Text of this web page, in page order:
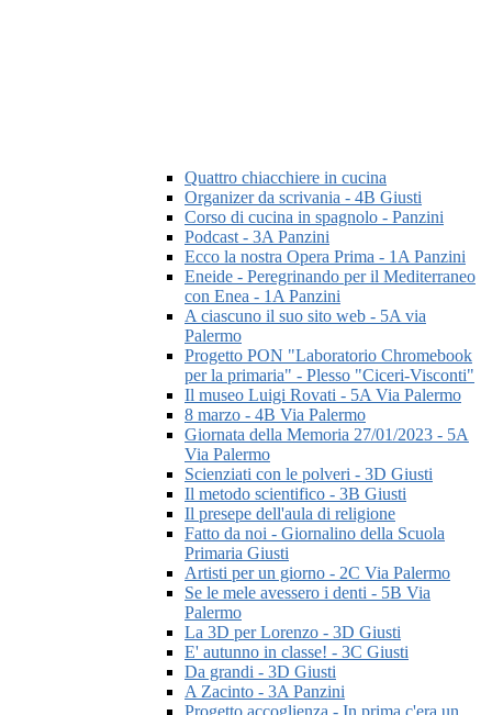
Quattro chiacchiere in cucina
Organizer da scrivania - 4B Giusti
Corso di cucina in spagnolo - Panzini
Podcast - 3A Panzini
Ecco la nostra Opera Prima - 1A Panzini
Eneide - Peregrinando per il Mediterraneo
con Enea - 1A Panzini
A ciascuno il suo sito web - 5A via
Palermo
Progetto PON "Laboratorio Chromebook
per la primaria" - Plesso "Ciceri-Visconti"
Il museo Luigi Rovati - 5A Via Palermo
8 marzo - 4B Via Palermo
Giornata della Memoria 27/01/2023 - 5A
Via Palermo
Scienziati con le polveri - 3D Giusti
Il metodo scientifico - 3B Giusti
Il presepe dell'aula di religione
Fatto da noi - Giornalino della Scuola
Primaria Giusti
Artisti per un giorno - 2C Via Palermo
Se le mele avessero i denti - 5B Via
Palermo
La 3D per Lorenzo - 3D Giusti
E' autunno in classe! - 3C Giusti
Da grandi - 3D Giusti
A Zacinto - 3A Panzini